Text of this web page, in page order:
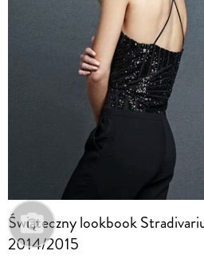
Świąteczny lookbook
2014/2015